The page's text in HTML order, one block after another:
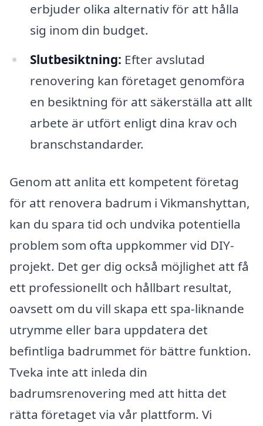
erbjuder olika alternativ för att hålla
sig inom din budget.
Slutbesiktning: Efter avslutad
renovering kan företaget genomföra
en besiktning för att säkerställa att allt
arbete är utfört enligt dina krav och
branschstandarder.
Genom att anlita ett kompetent företag
för att renovera badrum i Vikmanshyttan,
kan du spara tid och undvika potentiella
problem som ofta uppkommer vid DIY-
projekt. Det ger dig också möjlighet att få
ett professionellt och hållbart resultat,
oavsett om du vill skapa ett spa-liknande
utrymme eller bara uppdatera det
befintliga badrummet för bättre funktion.
Tveka inte att inleda din
badrumsrenovering med att hitta det
rätta företaget via vår plattform. Vi